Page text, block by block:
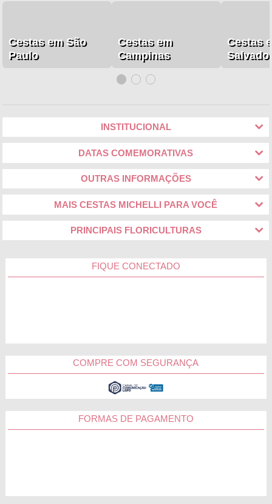
Cestas em São
Paulo
Cestas em
Campinas
Cestas
INSTITUCIONAL
DATAS COMEMORATIVAS
OUTRAS INFORMAÇÕES
MAIS CESTAS MICHELLI PARA VOCÊ
PRINCIPAIS FLORICULTURAS
FIQUE CONECTADO
COMPRE COM SEGURANÇA
FORMAS DE PAGAMENTO